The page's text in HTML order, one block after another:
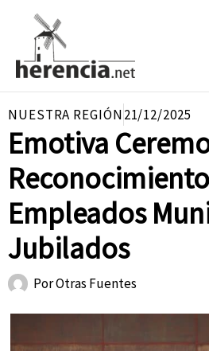
contenido
NUESTRA REGIÓN21/12/2025
Emotiva
Empleados
Jubilados
PorOtras Fuentes